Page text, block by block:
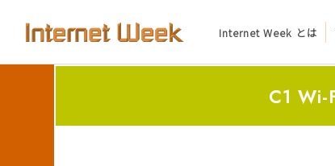
Internet Week とは
Internet Week とは
C1